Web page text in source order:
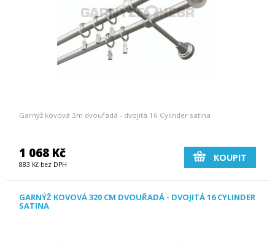
Garnýž kovová 3m dvouřadá - dvojitá 16 Cylinder satina
1 068 Kč
883 Kč bez DPH
KOUPIT
GARNÝŽ KOVOVÁ 320 CM DVOUŘADÁ - DVOJITÁ 16 CYLINDER
SATINA